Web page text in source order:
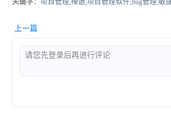
关键字：项目管理,禅道,项目管理软件,bug管理,敏
上一篇